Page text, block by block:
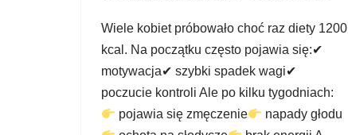
Wiele kobiet próbowało choć raz diety 1200
kcal. Na początku często pojawia się:✔
motywacja✔ szybki spadek wagi✔
poczucie kontroli Ale po kilku tygodniach:
pojawia się zmęczenie
napady głodu